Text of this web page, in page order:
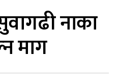
नाका
माग